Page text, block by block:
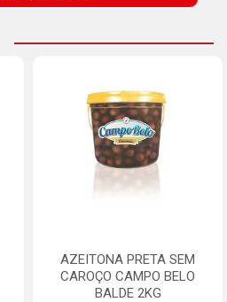
AZEITONA PRETA SEM
CAROÇO CAMPO BELO
BALDE 2KG